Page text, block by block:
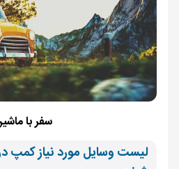
سفر با
لیست وسایل مورد نیاز کمپ